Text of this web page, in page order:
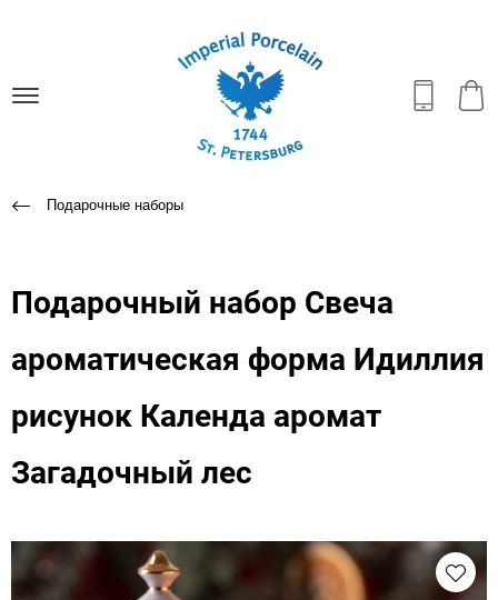
Подарочные наборы
Подарочный набор Свеча
ароматическая форма Идиллия
рисунок Календа аромат
Загадочный лес